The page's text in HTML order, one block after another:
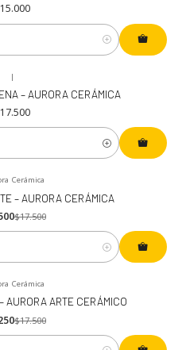
|
– AURORA CERÁMICA
Cerámica
– AURORA CERÁMICA
$17.500
Cerámica
AURORA ARTE CERÁMICO
$17.500